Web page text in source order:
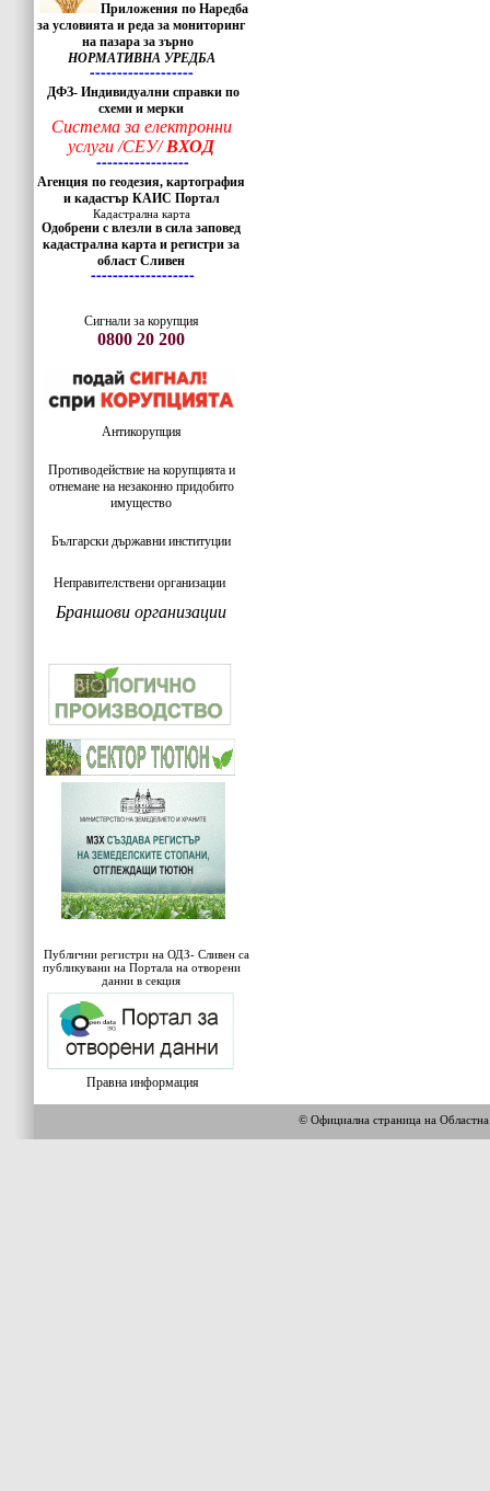
Приложения по Наредба
за условията и реда за мониторинг
на пазара за зърно
НОРМАТИВНА УРЕДБА
-------------------
ДФЗ- Индивидуални справки по
схеми и мерки
Система за електронни
услуги /СЕУ/ВХОД
-----------------
Агенция по геодезия, картография
и кадастър КАИС Портал
Кадастрална карта
Одобрени с влезли в сила заповед
кадастрална карта и регистри за
област Сливен
-------------------
Сигнали за корупция
0800 20 200
Антикорупция
Противодействие на корупцията и
отнемане на незаконно придобито
имущество
Български държавни институции
Неправителствени организации
Браншови организации
Публични регистри на ОДЗ- Сливен са
публикувани на Портала на отворени
данни в секция
Правна информация
© Официална страница на